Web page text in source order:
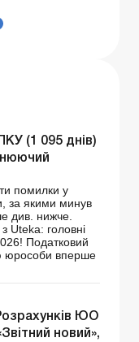
(1 095 днів)
помилки у
за якими минув
див. нижче.
Uteka: головні
Податковий
юрособи вперше
ЮО
новий»,